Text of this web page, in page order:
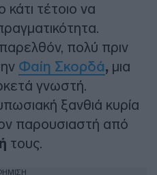
τέτοιο να
πολύ πριν
Φαίη Σκορδά, μια
γνωστή.
ξανθιά κυρία
παρουσιαστή από
τους.